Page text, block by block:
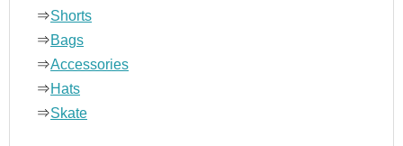
⇒Shorts
⇒Bags
⇒Accessories
⇒Hats
⇒Skate